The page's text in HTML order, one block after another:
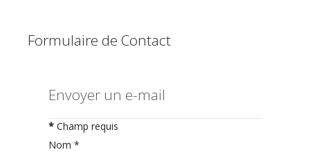
Formulaire de Contact
Envoyer un e-mail
* Champ requis
Nom *